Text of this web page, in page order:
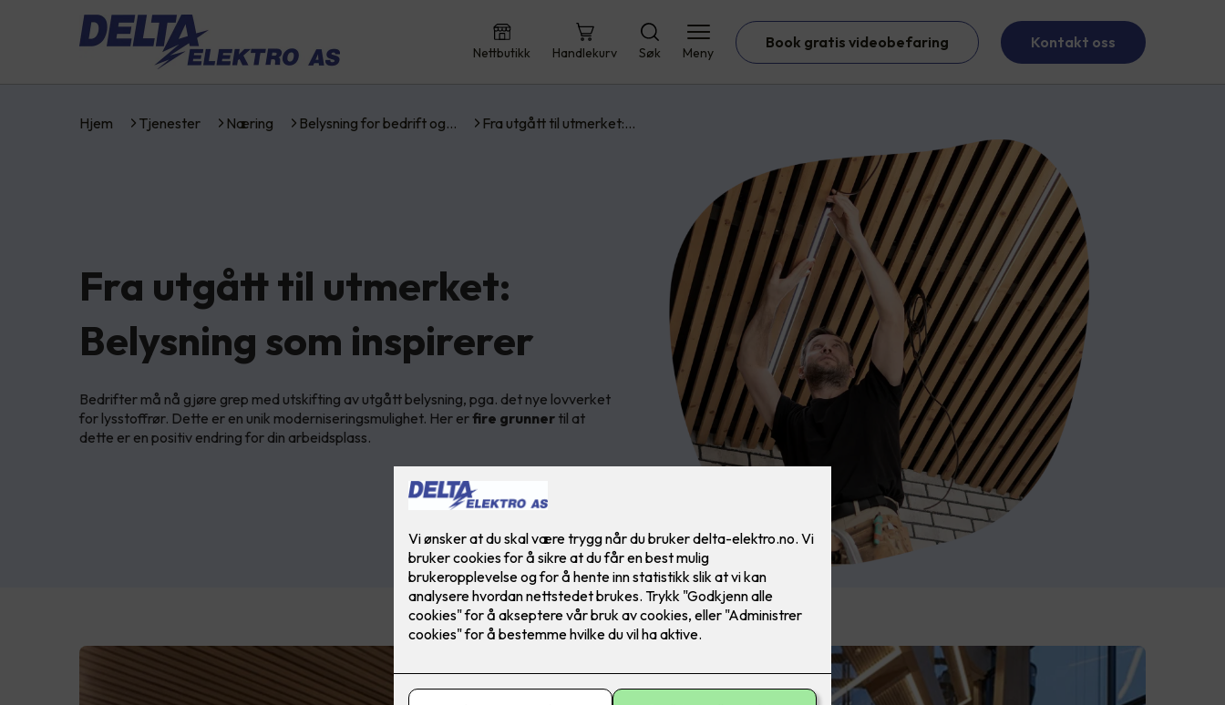
Nettbutikk Handlekurv Søk Meny
Book gratis videobefaring Kontakt oss
Hjem Tjenester Næring Belysning for bedrift og… Fra utgått til utmerket:…
Fra utgått til utmerket:
Belysning som inspirerer
Bedrifter må nå gjøre grep med utskifting av utgått belysning, pga. det nye lovverket
for lysstoffrør. Dette er en unik moderniseringsmulighet. Her erfire grunner til at
dette er en positiv endring for din arbeidsplass.